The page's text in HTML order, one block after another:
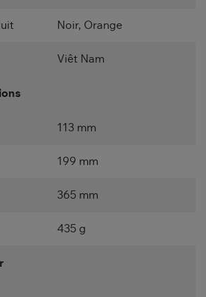
Noir, Orange
Viêt Nam
113 mm
199 mm
365 mm
435 g